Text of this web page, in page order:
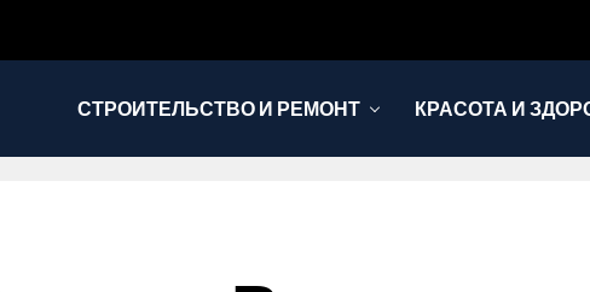
СТРОИТЕЛЬСТВО И РЕМОНТ КРАСОТА И